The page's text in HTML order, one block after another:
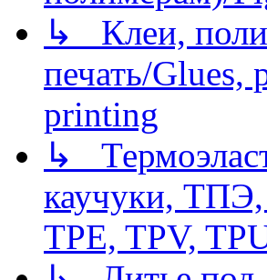
↳ Клеи,
печать/Glues,
printing
↳
каучуки, ТПЭ,
TPE, TPV,